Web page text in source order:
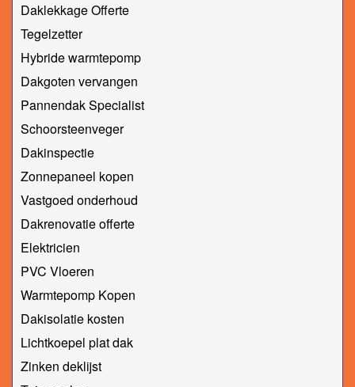
Daklekkage Offerte
Tegelzetter
Hybride warmtepomp
Dakgoten vervangen
Pannendak Specialist
Schoorsteenveger
Dakinspectie
Zonnepaneel kopen
Vastgoed onderhoud
Dakrenovatie offerte
Elektricien
PVC Vloeren
Warmtepomp Kopen
Dakisolatie kosten
Lichtkoepel plat dak
Zinken deklijst